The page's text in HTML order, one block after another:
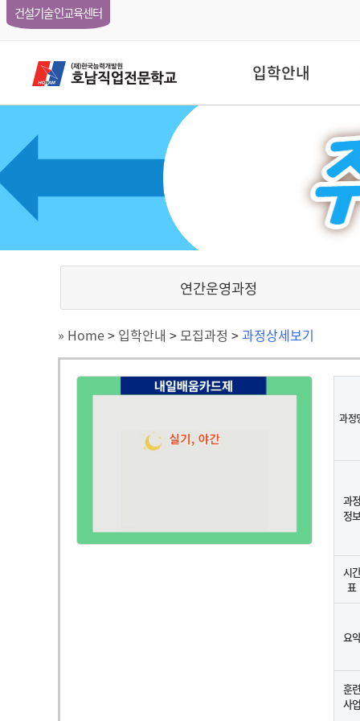
건설기술인교육센터
입학안내
연간운영과정
» Home> 입학안내 > 모집과정 >과정상세보기
과정
과정
정보
시
표
요
훈련
사업